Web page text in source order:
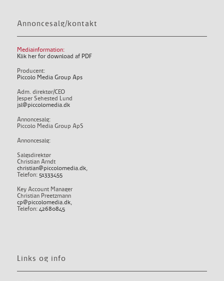
Annoncesalg/kontakt
Mediainformation:
Klik her for download af PDF
Producent:
Piccolo Media Group Aps
Adm. direktør/CEO
Jesper Sehested Lund
jsl@piccolomedia.dk
Annoncesalg:
Piccolo Media Group ApS
Annoncesalg:
Salgsdirektør
Christian Arndt
christian@piccolomedia.dk,
Telefon: 51333455
Key Account Manager
Christian Preetzmann
cp@piccolomedia.dk,
Telefon: 42680845
Links og info